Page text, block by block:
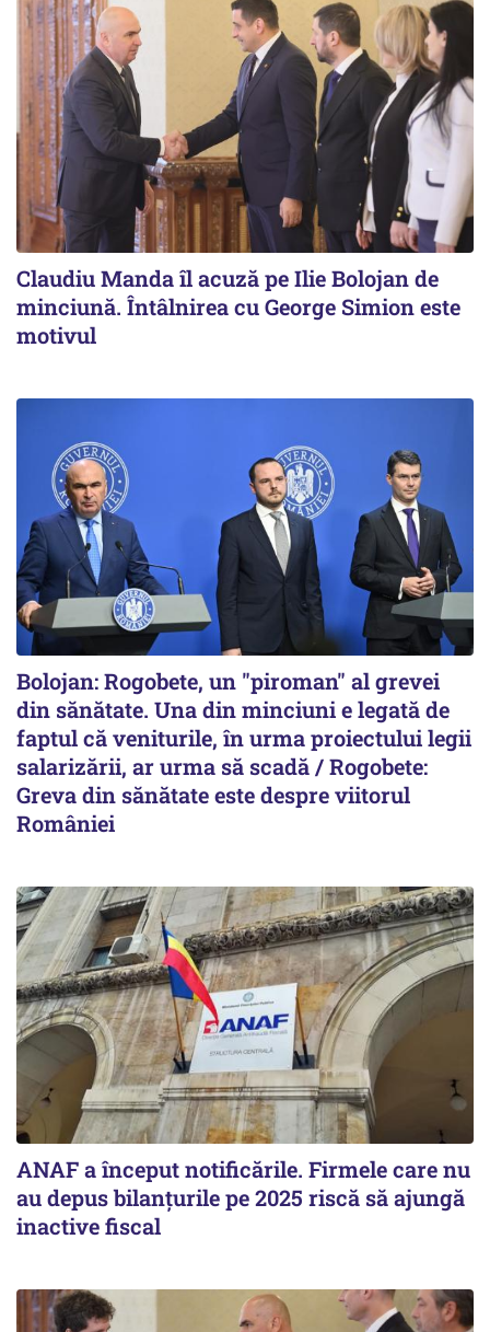
Claudiu Manda îl acuză pe Ilie Bolojan de
minciună. Întâlnirea cu George Simion este
motivul
Bolojan: Rogobete, un "piroman" al grevei
din sănătate. Una din minciuni e legată de
faptul că veniturile, în urma proiectului legii
salarizării, ar urma să scadă / Rogobete:
Greva din sănătate este despre viitorul
României
ANAF a început notificările. Firmele care nu
au depus bilanțurile pe 2025 riscă să ajungă
inactive fiscal